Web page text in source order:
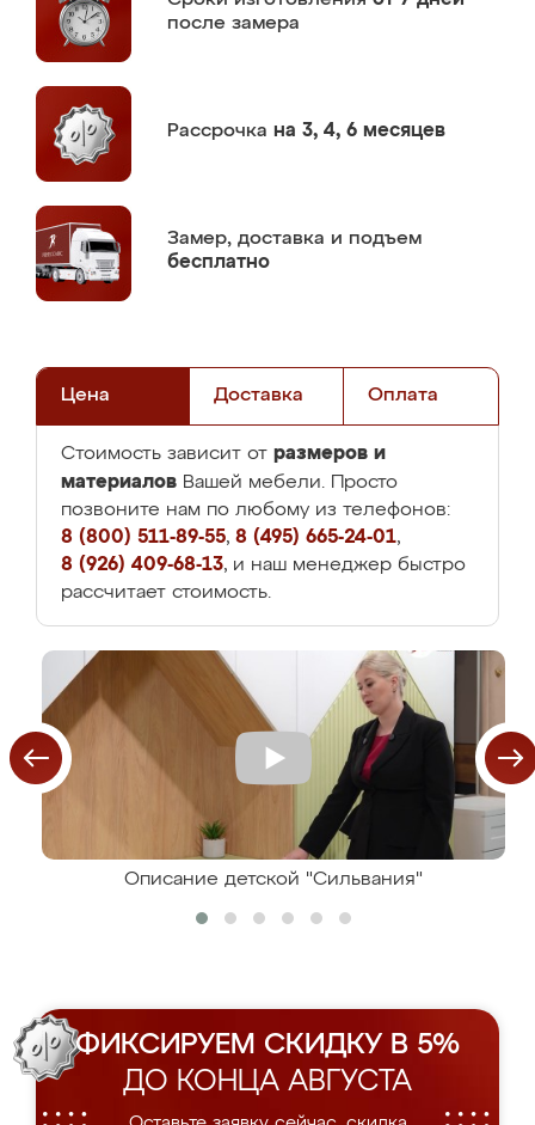
после замера
Рассрочка на 3, 4, 6 месяцев
Замер, доставка и подъем
бесплатно
Цена Доставка Оплата
Стоимость зависит от размеров и
материалов Вашей мебели. Просто
позвоните нам по любому из телефонов:
8 (800) 511-89-55, 8 (495) 665-24-01,
8 (926) 409-68-13, и наш менеджер быстро
рассчитает стоимость.
Описание детской "Сильвания"
ФИКСИРУЕМ СКИДКУ В 5%
ДО КОНЦА АВГУСТА